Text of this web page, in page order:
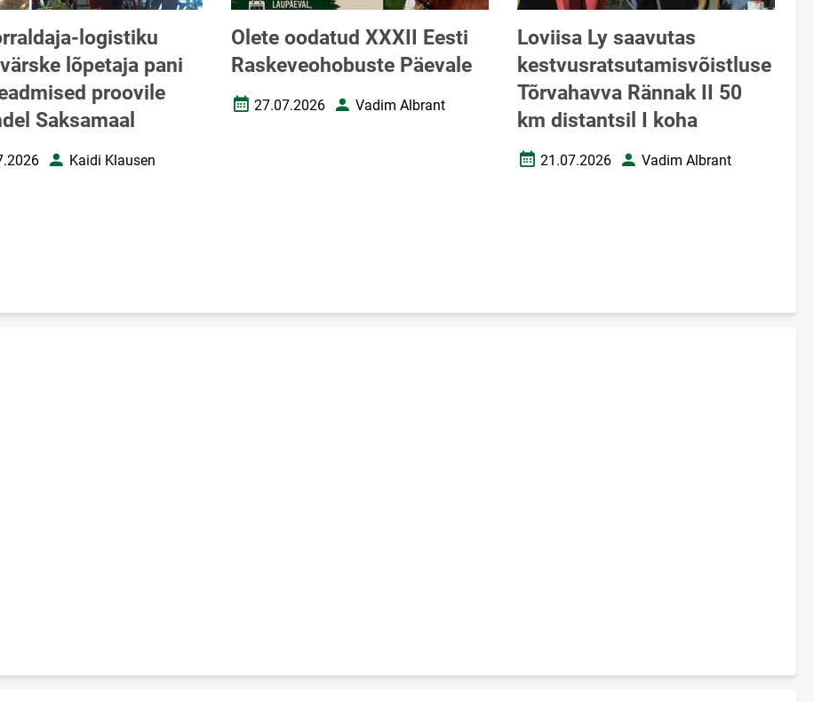
logistiku
lõpetaja pani
proovile
Saksamaal
AutorKaidi Klausen
Olete oodatud XXXII Eesti
Raskeveohobuste Päevale
Loomise kuupäev
27.07.2026 AutorVadim Albrant
Loviisa Ly saavutas
kestvusratsutamisvõistluse
Tõrvahavva Rännak II 50
km distantsil I koha
Loomise kuupäev
21.07.2026 AutorVadim Albrant